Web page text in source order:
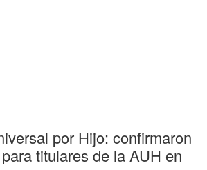
por Hijo: confirmaron
titulares de la AUH en